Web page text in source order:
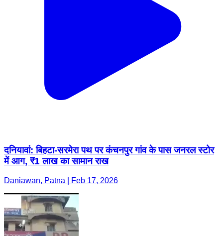
दनियावां: बिहटा-सरमेरा पथ पर कंचनपुर गांव के पास जनरल स्टोर
में आग, ₹1 लाख का सामान राख
Daniawan, Patna | Feb 17, 2026